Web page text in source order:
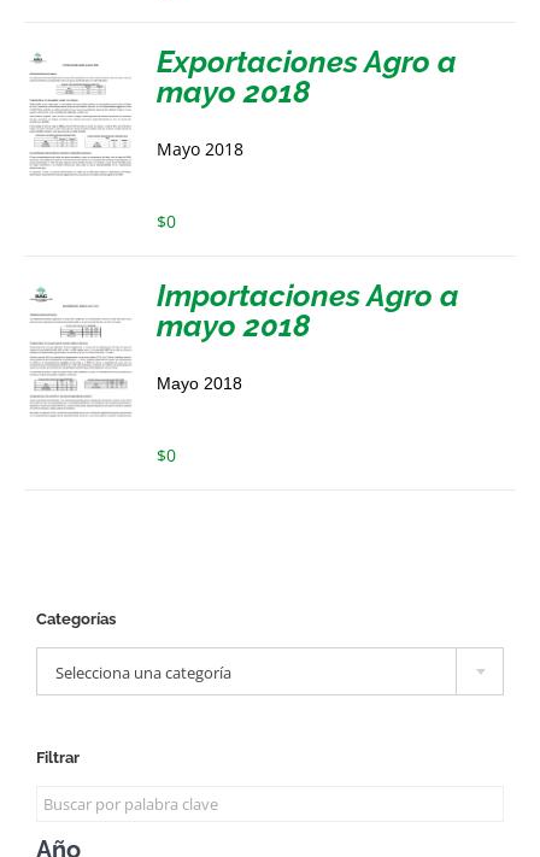
Exportaciones Agro a
mayo 2018
Mayo 2018
$0
Importaciones Agro a
mayo 2018
Mayo 2018
$0
Categorías
Selecciona una categoría
Filtrar
Año